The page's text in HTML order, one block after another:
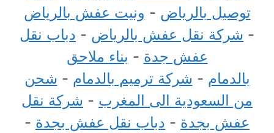
توصيل بالرياض - ونيت عفش بالرياض
- شركة نقل عفش بالرياض - دباب نقل
عفش جدة - بناء ملاحق
بالدمام - شركة ترميم بالدمام - شحن
من السعودية الى المغرب - شركة نقل
عفش بجدة - دباب نقل عفش بجدة -